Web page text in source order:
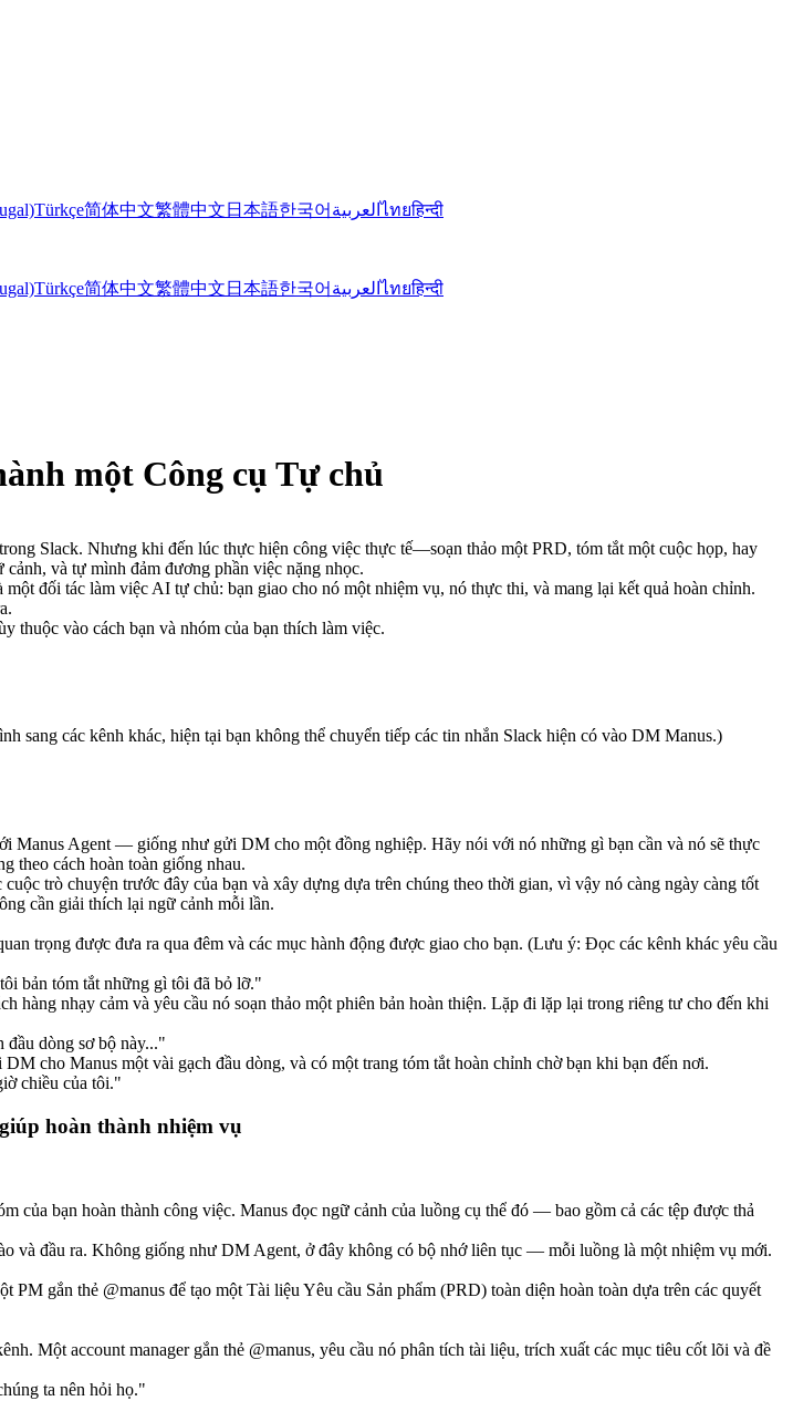
Türkçe简体中文繁體中文 日本語한국어 العربيةไทยहिन्दी
Türkçe简体中文繁體中文 日本語한국어 العربيةไทยहिन्दी
một Công cụ Tự chủ
Slack. Nhưng khi đến lúc thực hiện công việc thực tế—soạn thảo một PRD, tóm tắt một cuộc họp, hay
và tự mình đảm đương phần việc nặng nhọc.
một đối tác làm việc AI tự chủ: bạn giao cho nó một nhiệm vụ, nó thực thi, và mang lại kết quả hoàn chỉnh.
thuộc vào cách bạn và nhóm của bạn thích làm việc.
sang các kênh khác, hiện tại bạn không thể chuyển tiếp các tin nhắn Slack hiện có vào DM Manus.)
Manus Agent — giống như gửi DM cho một đồng nghiệp. Hãy nói với nó những gì bạn cần và nó sẽ thực
theo cách hoàn toàn giống nhau.
cuộc trò chuyện trước đây của bạn và xây dựng dựa trên chúng theo thời gian, vì vậy nó càng ngày càng tốt
cần giải thích lại ngữ cảnh mỗi lần.
trọng được đưa ra qua đêm và các mục hành động được giao cho bạn. (Lưu ý: Đọc các kênh khác yêu cầu
bản tóm tắt những gì tôi đã bỏ lỡ."
hàng nhạy cảm và yêu cầu nó soạn thảo một phiên bản hoàn thiện. Lặp đi lặp lại trong riêng tư cho đến khi
đầu dòng sơ bộ này..."
cho Manus một vài gạch đầu dòng, và có một trang tóm tắt hoàn chỉnh chờ bạn khi bạn đến nơi.
chiều của tôi."
hoàn thành nhiệm vụ
của bạn hoàn thành công việc. Manus đọc ngữ cảnh của luồng cụ thể đó — bao gồm cả các tệp được thả
và đầu ra. Không giống như DM Agent, ở đây không có bộ nhớ liên tục — mỗi luồng là một nhiệm vụ mới.
gắn thẻ @manus để tạo một Tài liệu Yêu cầu Sản phẩm (PRD) toàn diện hoàn toàn dựa trên các quyết
Một account manager gắn thẻ @manus, yêu cầu nó phân tích tài liệu, trích xuất các mục tiêu cốt lõi và đề
ta nên hỏi họ."